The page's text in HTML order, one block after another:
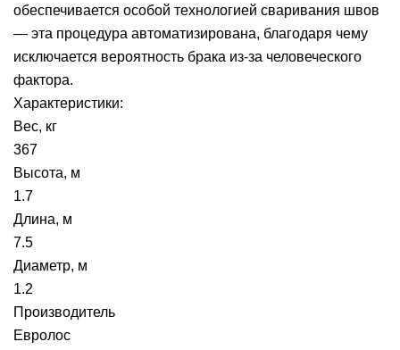
обеспечивается особой технологией сваривания швов
— эта процедура автоматизирована, благодаря чему
исключается вероятность брака из-за человеческого
фактора.
Характеристики:
Вес, кг
367
Высота, м
1.7
Длина, м
7.5
Диаметр, м
1.2
Производитель
Евролос